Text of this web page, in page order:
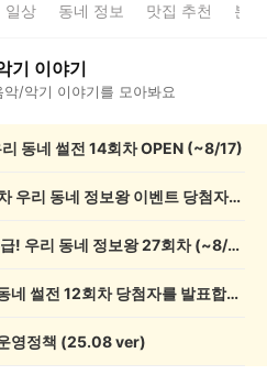
일상 동네 정보 맛집 추천 분
기 이야기
악/악기 이야기를 모아봐요
동네 썰전 14회차 OPEN (~8/17)
💰[당첨자 발표] 26회차 우리 동네 정보왕 이벤트 당첨자를 발표합니다!
💸 전원 2,000캐시 지급! 우리 동네 정보왕 27회차 (~8/10)
💰[당첨자 발표] 우리 동네 썰전 12회차 당첨자를 발표합니다!
영정책 (25.08 ver)